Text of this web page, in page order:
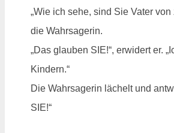
„Wie ich sehe, sind Sie Vater
die Wahrsagerin.
„Das glauben SIE!“, erwidert er.
Kindern.“
Die Wahrsagerin lächelt und
SIE!“